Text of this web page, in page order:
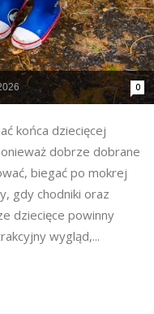
0
końca dziecięcej
dobrze dobrane
biegać po mokrej
gdy chodniki oraz
dziecięce powinny
wygląd,...